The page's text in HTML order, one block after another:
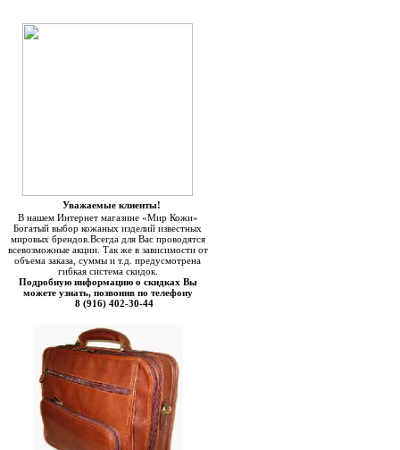
Уважаемые клиенты!
В нашем Интернет магазине «Мир Кожи»
Богатый выбор кожаных изделий известных
мировых брендов.Всегда для Вас проводятся
всевозможные акции. Так же в зависимости от
объема заказа, суммы и т.д. предусмотрена
гибкая система скидок.
Подробную информацию о скидках Вы
можете узнать, позвонив по телефону
8 (916) 402-30-44